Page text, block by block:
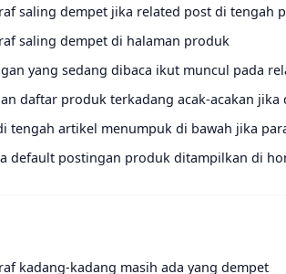
saling dempet jika related post di tengah
saling dempet di halaman produk
yang sedang dibaca ikut muncul pada
daftar produk terkadang acak-acakan
tengah artikel menumpuk di bawah jika
default postingan produk ditampilkan di
kadang-kadang masih ada yang dempet